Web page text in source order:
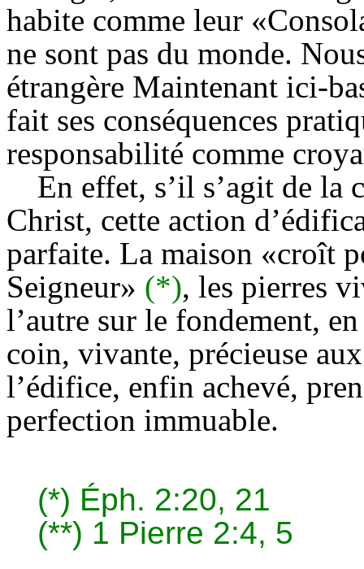
habite comme leur
ne sont pas du monde.
étrangère Maintenant ici-
fait ses conséquences
responsabilité comme
En effet, s’il s’agit de la
Christ, cette action
parfaite. La maison «croît
Seigneur» (*), les pierres
l’autre sur le fondement,
coin, vivante, précieuse
l’édifice, enfin achevé,
perfection immuable.
(*) Éph. 2:20, 21
(**) 1 Pierre 2:4, 5